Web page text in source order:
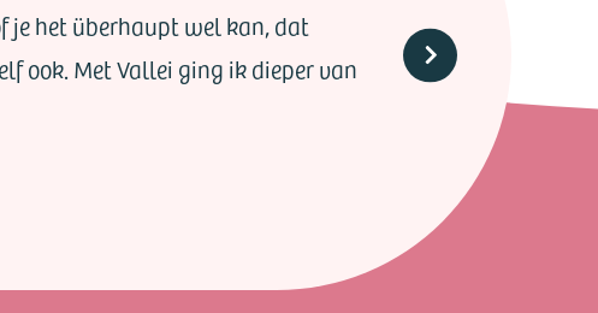
je het überhaupt wel kan, dat
ook. Met Vallei ging ik dieper van